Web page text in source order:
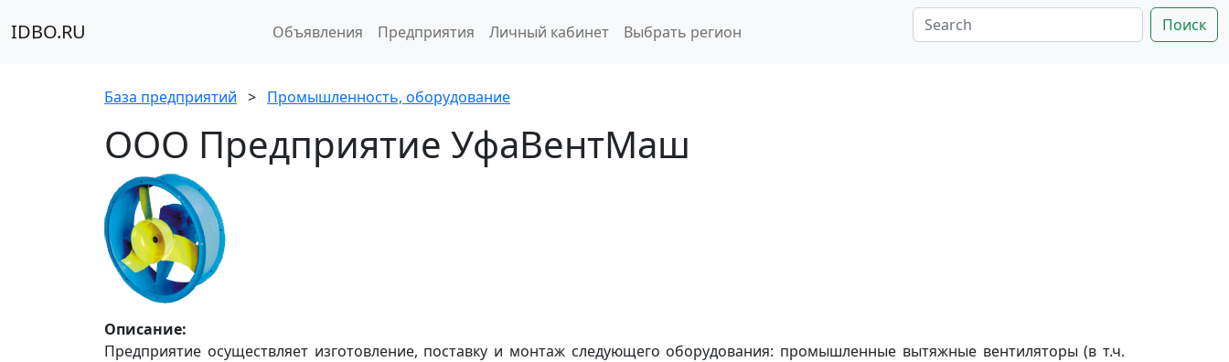
IDBO.RU Объявления Предприятия Личный кабинет Выбрать регион Поиск
База предприятий > Промышленность, оборудование
ООО Предприятие УфаВентМаш
Описание:
Предприятие осуществляет изготовление, поставку и монтаж следующего оборудования: промышленные вытяжные вентиляторы (в т.ч.